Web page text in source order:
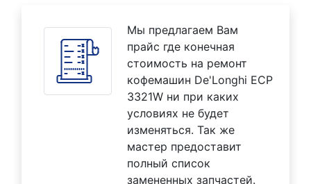
Мы предлагаем Вам
прайс где конечная
стоимость на ремонт
кофемашин De'Longhi ECP
3321W ни при каких
условиях не будет
изменяться. Так же
мастер предоставит
полный список
замененных запчастей.